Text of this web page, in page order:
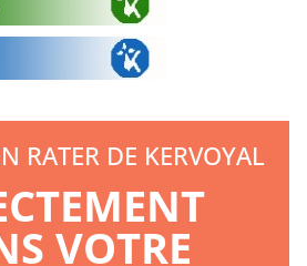
RATER DE KERVOYAL
VOTRE